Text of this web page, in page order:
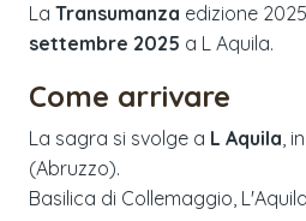
La Transumanza edizione 2025
settembre 2025 a L Aquila.
Come arrivare
La sagra si svolge a L Aquila,
(Abruzzo).
Basilica di Collemaggio,